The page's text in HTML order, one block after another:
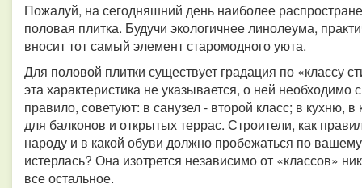
Пожалуй, на сегодняшний день наиболее
половая плитка. Будучи экологичнее линолеума,
вносит тот самый элемент старомодного уюта.
Для половой плитки существует градация по «классу
эта характеристика не указывается, о ней
правило, советуют: в санузел - второй класс; в кухню,
для балконов и открытых террас. Строители, как
народу и в какой обуви должно пробежаться по
истерлась? Она изотрется независимо от «классов»
все остальное.